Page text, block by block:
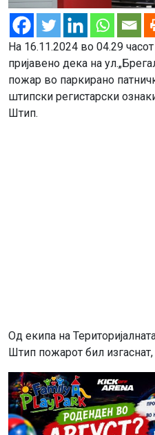
На 16.11.2024 во 04.29
пријавено дека на
пожар во паркирано
штипски регистарски
Штип.
Од екипа на
Штип пожарот бил